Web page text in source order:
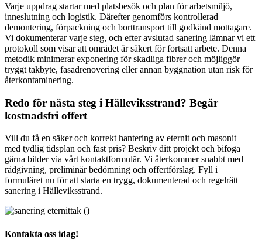
Varje uppdrag startar med platsbesök och plan för arbetsmiljö,
inneslutning och logistik. Därefter genomförs kontrollerad
demontering, förpackning och borttransport till godkänd mottagare.
Vi dokumenterar varje steg, och efter avslutad sanering lämnar vi ett
protokoll som visar att området är säkert för fortsatt arbete. Denna
metodik minimerar exponering för skadliga fibrer och möjliggör
tryggt takbyte, fasadrenovering eller annan byggnation utan risk för
återkontaminering.
Redo för nästa steg i Hälleviksstrand? Begär
kostnadsfri offert
Vill du få en säker och korrekt hantering av eternit och masonit –
med tydlig tidsplan och fast pris? Beskriv ditt projekt och bifoga
gärna bilder via vårt kontaktformulär. Vi återkommer snabbt med
rådgivning, preliminär bedömning och offertförslag. Fyll i
formuläret nu för att starta en trygg, dokumenterad och regelrätt
sanering i Hälleviksstrand.
Kontakta oss idag!